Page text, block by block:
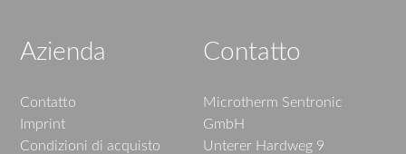
Azienda
Contatto
Imprint
Condizioni di acquisto
Contatto
Microtherm Sentronic
GmbH
Unterer Hardweg 9